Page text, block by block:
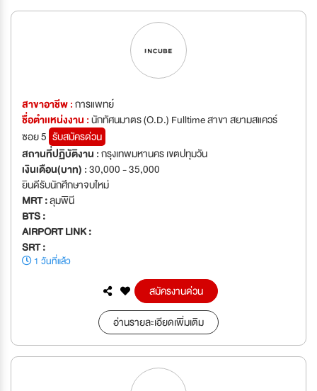
สาขาอาชีพ :การแพทย์
ชื่อตำเเหน่งงาน :นักทัศนมาตร (O.D.) Fulltime สาขา สยามสแควร์
ซอย 5 รับสมัครด่วน
สถานที่ปฏิบัติงาน :กรุงเทพมหานคร เขตปทุมวัน
เงินเดือน(บาท) :30,000 - 35,000
ยินดีรับนักศึกษาจบใหม่
MRT :ลุมพินี
BTS :
AIRPORT LINK :
SRT :
1 วันที่แล้ว
สมัครงานด่วน
อ่านรายละเอียดเพิ่มเติม